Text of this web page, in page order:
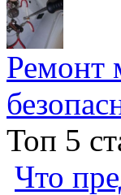
Ремонт
Топ 5
Что